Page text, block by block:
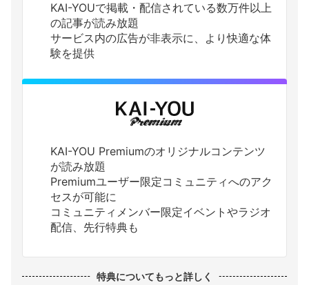
KAI-YOUで掲載・配信されている数万件以上
の記事が読み放題
サービス内の広告が非表示に、より快適な体
験を提供
KAI-YOU Premiumのオリジナルコンテンツ
が読み放題
Premiumユーザー限定コミュニティへのアク
セスが可能に
コミュニティメンバー限定イベントやラジオ
配信、先行特典も
特典についてもっと詳しく